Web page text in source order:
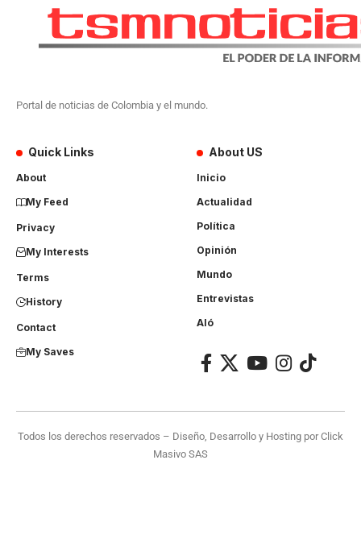
Portal de noticias de Colombia y el mundo.
Quick Links
About
My Feed
Privacy
My Interests
Terms
History
Contact
My Saves
About US
Inicio
Actualidad
Política
Opinión
Mundo
Entrevistas
Aló
Todos los derechos reservados – Diseño, Desarrollo y Hosting porClick
Masivo SAS